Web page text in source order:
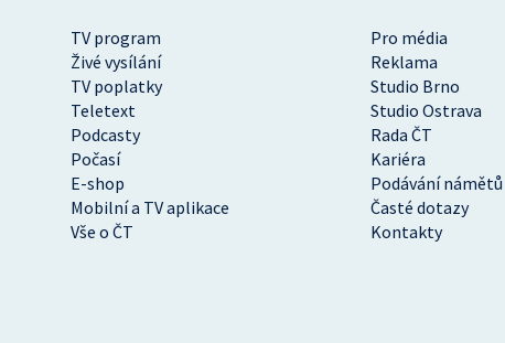
TV program
Pro média
Živé vysílání
Reklama
TV poplatky
Studio Brno
Teletext
Studio Ostrava
Podcasty
Rada ČT
Počasí
Kariéra
E-shop
Podávání námětů
Mobilní a TV aplikace
Časté dotazy
Vše o ČT
Kontakty